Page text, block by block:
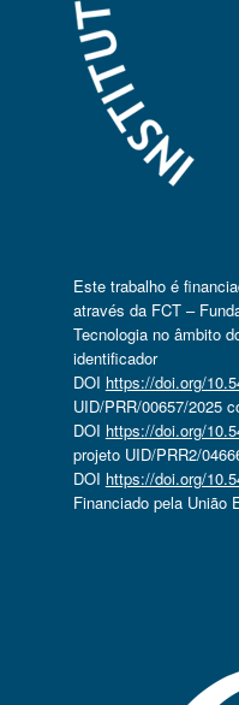
Este trabalho é
através da FCT –
Tecnologia no âmbito
identificador
DOI https://doi.org/
UID/PRR/00657/2025
DOI https://doi.org/
projeto UID/PRR2/
DOI https://doi.org/
Financiado pela União